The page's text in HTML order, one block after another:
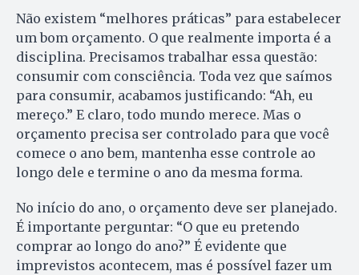
Não existem “melhores práticas” para estabelecer
um bom orçamento. O que realmente importa é a
disciplina. Precisamos trabalhar essa questão:
consumir com consciência. Toda vez que saímos
para consumir, acabamos justificando: “Ah, eu
mereço.” E claro, todo mundo merece. Mas o
orçamento precisa ser controlado para que você
comece o ano bem, mantenha esse controle ao
longo dele e termine o ano da mesma forma.
No início do ano, o orçamento deve ser planejado.
É importante perguntar: “O que eu pretendo
comprar ao longo do ano?” É evidente que
imprevistos acontecem, mas é possível fazer um